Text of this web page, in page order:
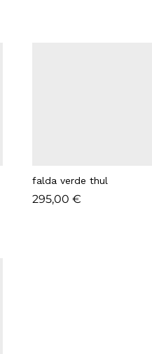
falda verde thul
295,00 €
295,00 €